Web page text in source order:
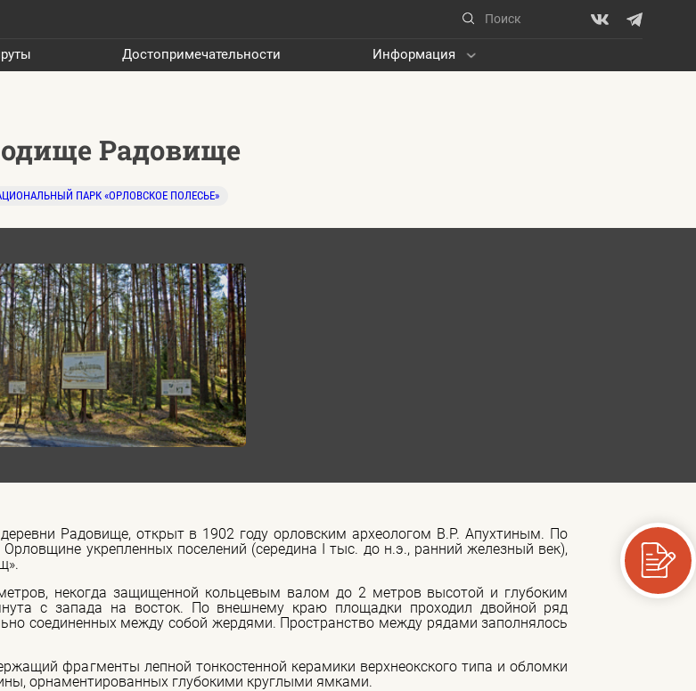
Достопримечательности Информация
Радовище
ПАРК «ОРЛОВСКОЕ ПОЛЕСЬЕ»
Радовище, открыт в 1902 году орловским археологом В.Р. Апухтиным. По
укрепленных поселений (середина I тыс. до н.э., ранний железный век),
некогда защищенной кольцевым валом до 2 метров высотой и глубоким
с запада на восток. По внешнему краю площадки проходил двойной ряд
соединенных между собой жердями. Пространство между рядами заполнялось
фрагменты лепной тонкостенной керамики верхнеокского типа и обломки
орнаментированных глубокими круглыми ямками.